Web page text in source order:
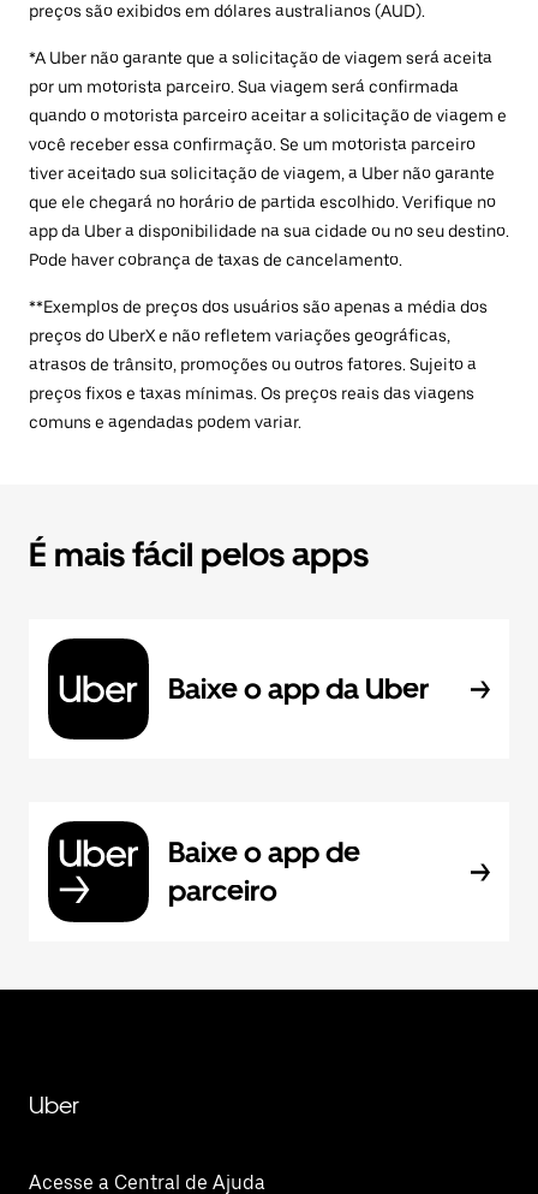
preços são exibidos em dólares australianos (AUD).
*A Uber não garante que a solicitação de viagem será aceita
por um motorista parceiro. Sua viagem será confirmada
quando o motorista parceiro aceitar a solicitação de viagem e
você receber essa confirmação. Se um motorista parceiro
tiver aceitado sua solicitação de viagem, a Uber não garante
que ele chegará no horário de partida escolhido. Verifique no
app da Uber a disponibilidade na sua cidade ou no seu destino.
Pode haver cobrança de taxas de cancelamento.
**Exemplos de preços dos usuários são apenas a média dos
preços do UberX e não refletem variações geográficas,
atrasos de trânsito, promoções ou outros fatores. Sujeito a
preços fixos e taxas mínimas. Os preços reais das viagens
comuns e agendadas podem variar.
É mais fácil pelos apps
Baixe o app da Uber
Baixe o app de
parceiro
Uber
Acesse a Central de Ajuda